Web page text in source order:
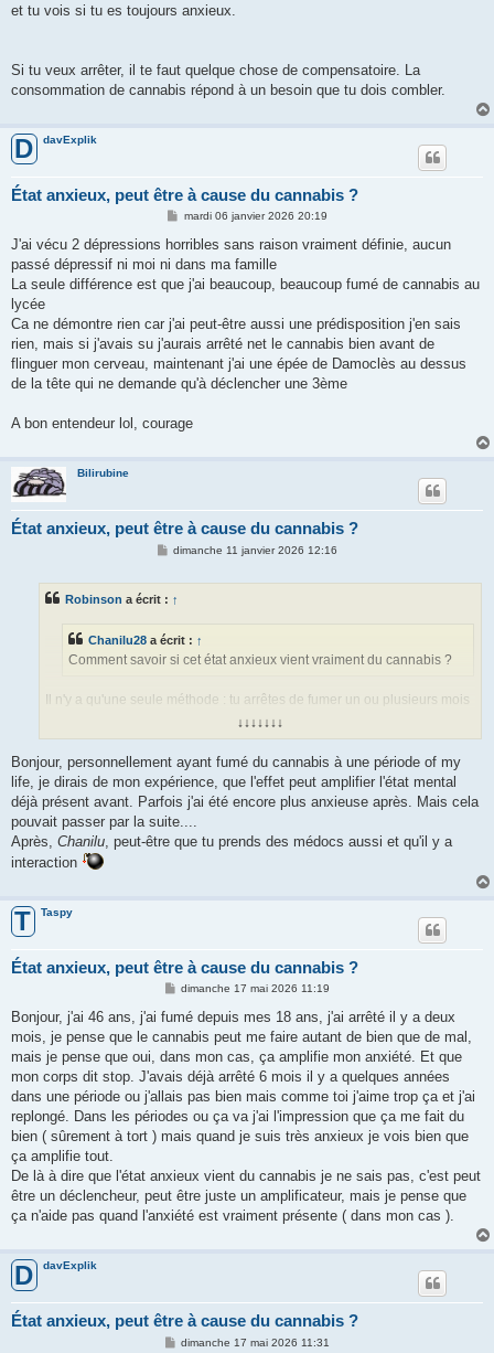
et tu vois si tu es toujours anxieux.
Si tu veux arrêter, il te faut quelque chose de compensatoire. La
consommation de cannabis répond à un besoin que tu dois combler.
D davExplik
État anxieux, peut être à cause du cannabis ?
M
s
a
g
mardi 06 janvier 2026 20:19
J'ai vécu 2 dépressions horribles sans raison vraiment définie, aucun
passé dépressif ni moi ni dans ma famille
La seule différence est que j'ai beaucoup, beaucoup fumé de cannabis au
lycée
Ca ne démontre rien car j'ai peut-être aussi une prédisposition j'en sais
rien, mais si j'avais su j'aurais arrêté net le cannabis bien avant de
flinguer mon cerveau, maintenant j'ai une épée de Damoclès au dessus
de la tête qui ne demande qu'à déclencher une 3ème
A bon entendeur lol, courage
Bilirubine
État anxieux, peut être à cause du cannabis ?
M
a
dimanche 11 janvier 2026 12:16
Robinson a écrit : ↑
Chanilu28 a écrit : ↑
Comment savoir si cet état anxieux vient vraiment du cannabis ?
Il n'y a qu'une seule méthode : tu arrêtes de fumer un ou plusieurs mois
et tu vois si tu es toujours anxieux.
Si tu veux arrêter, il te faut quelque chose de compensatoire. La
consommation de cannabis répond à un besoin que tu dois combler.
↓↓↓↓↓↓↓
Bonjour, personnellement ayant fumé du cannabis à une période of my
life, je dirais de mon expérience, que l'effet peut amplifier l'état mental
déjà présent avant. Parfois j'ai été encore plus anxieuse après. Mais cela
pouvait passer par la suite....
Après, Chanilu , peut-être que tu prends des médocs aussi et qu'il y a
interaction
T Taspy
État anxieux, peut être à cause du cannabis ?
M
s
a
g
dimanche 17 mai 2026 11:19
Bonjour, j'ai 46 ans, j'ai fumé depuis mes 18 ans, j'ai arrêté il y a deux
mois, je pense que le cannabis peut me faire autant de bien que de mal,
mais je pense que oui, dans mon cas, ça amplifie mon anxiété. Et que
mon corps dit stop. J'avais déjà arrêté 6 mois il y a quelques années
dans une période ou j'allais pas bien mais comme toi j'aime trop ça et j'ai
replongé. Dans les périodes ou ça va j'ai l'impression que ça me fait du
bien ( sûrement à tort ) mais quand je suis très anxieux je vois bien que
ça amplifie tout.
De là à dire que l'état anxieux vient du cannabis je ne sais pas, c'est peut
être un déclencheur, peut être juste un amplificateur, mais je pense que
ça n'aide pas quand l'anxiété est vraiment présente ( dans mon cas ).
D davExplik
État anxieux, peut être à cause du cannabis ?
Mdimanche 17 mai 2026 11:31